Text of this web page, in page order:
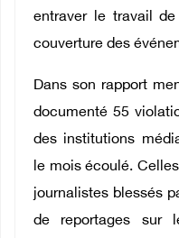
entraver le travail
couverture des
Dans son rapport
documenté 55
des institutions
le mois écoulé.
journalistes blessés
de reportages sur